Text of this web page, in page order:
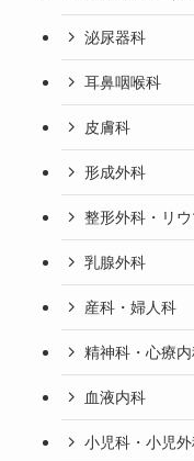
泌尿器科
耳鼻咽喉科
皮膚科
形成外科
整形外科・リ
乳腺外科
産科・婦人科
精神科・心療
血液内科
小児科・小児